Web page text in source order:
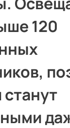
120
станут